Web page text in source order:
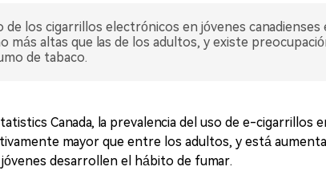
de los cigarrillos electrónicos en jóvenes
más altas que las de los adultos, y existe
de tabaco.
Canada, la prevalencia del uso de e-cigarrillos
mayor que entre los adultos, y está
desarrollen el hábito de fumar.